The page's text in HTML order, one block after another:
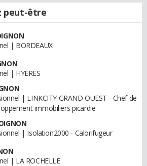
peut-être
| BORDEAUX
| HYERES
| LINKCITY GRAND OUEST - Chef de
immobiliers picardie
| Isolation2000 - Calorifugeur
| LA ROCHELLE